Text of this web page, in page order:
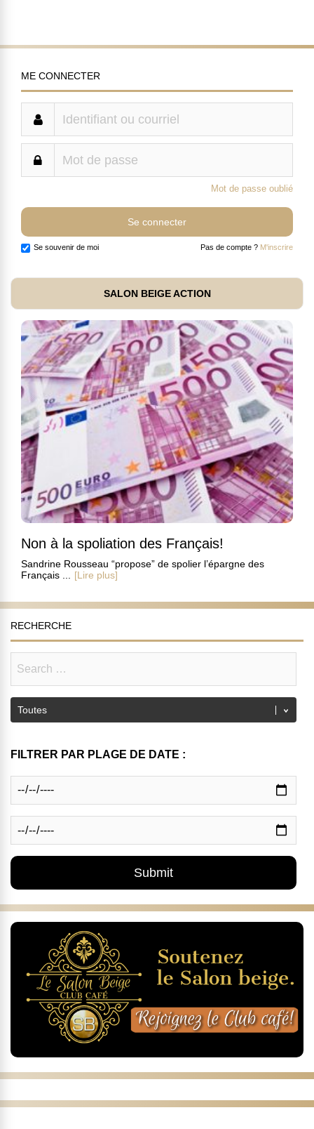
ME CONNECTER
Mot de passe oublié
Se souvenir de moi Pas de compte ? M'inscrire
SALON BEIGE ACTION
Non à la spoliation des Français!
Sandrine Rousseau “propose” de spolier l’épargne des
Français ...
[Lire plus]
RECHERCHE
FILTRER PAR PLAGE DE DATE :